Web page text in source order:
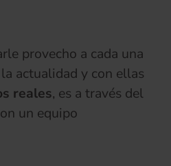
provecho a cada una
actualidad y con ellas
reales, es a través del
un equipo